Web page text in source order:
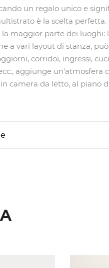
un regalo unico e
è la scelta
maggior parte dei luoghi:
a vari layout di stanza,
corridoi, ingressi,
aggiunge un'atmosfera
camera da letto, al piano